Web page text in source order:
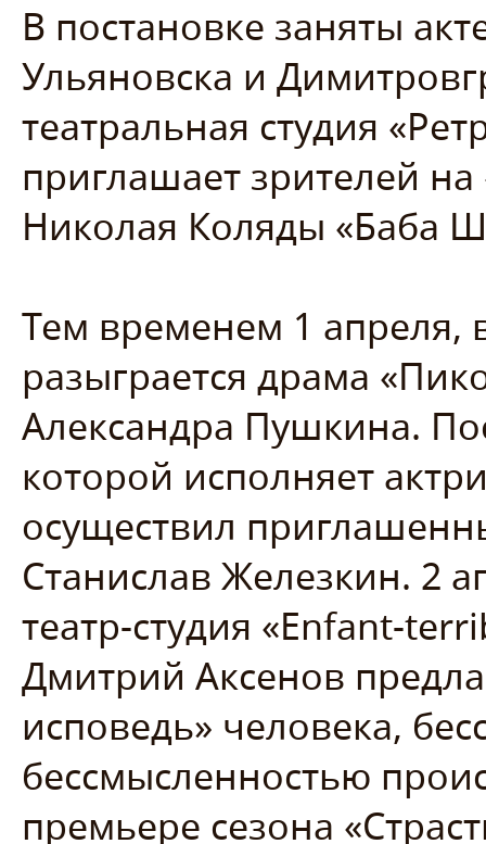
В постановке заняты
Ульяновска и
театральная студия
приглашает зрителей
Николая Коляды «Баба
Тем временем 1 апреля,
разыграется драма
Александра Пушкина.
которой исполняет
осуществил
Станислав Железкин. 2
театр-студия «Enfant-
Дмитрий Аксенов
исповедь» человека,
бессмысленностью
премьере сезона